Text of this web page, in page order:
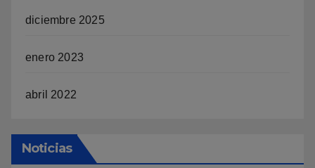
diciembre 2025
enero 2023
abril 2022
Noticias